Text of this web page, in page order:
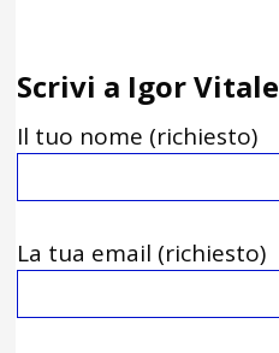
Scrivi a Igor Vitale
Il tuo nome (richiesto)
La tua email (richiesto)